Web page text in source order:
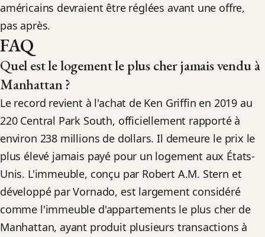
américains devraient être réglées avant une offre,
pas après.
FAQ
Quel est le logement le plus cher jamais vendu à
Manhattan ?
Le record revient à l'achat de Ken Griffin en 2019 au
220 Central Park South, officiellement rapporté à
environ 238 millions de dollars. Il demeure le prix le
plus élevé jamais payé pour un logement aux États-
Unis. L'immeuble, conçu par Robert A.M. Stern et
développé par Vornado, est largement considéré
comme l'immeuble d'appartements le plus cher de
Manhattan, ayant produit plusieurs transactions à